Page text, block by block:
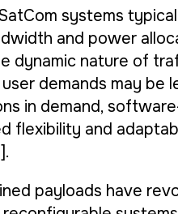
systems
and power
dynamic nature of
demands may be
in demand,
flexibility and
payloads have